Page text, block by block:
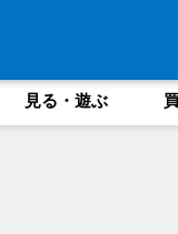
見る・遊ぶ